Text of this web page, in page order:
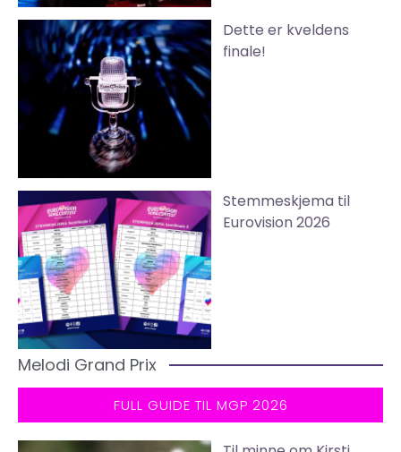
Dette er kveldens
finale!
Stemmeskjema til
Eurovision 2026
Melodi Grand Prix
FULL GUIDE TIL MGP 2026